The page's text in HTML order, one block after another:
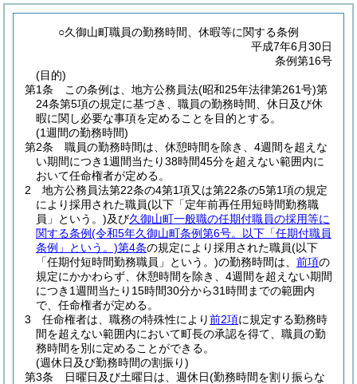
○久御山町職員の勤務時間、休暇等に関する条例
平成7年6月30日
条例第16号
(目的)
第1条
この条例は、地方公務員法(昭和25年法律第261号)第
24条第5項の規定に基づき、職員の勤務時間、休日及び休
暇に関し必要な事項を定めることを目的とする。
(1週間の勤務時間)
第2条
職員の勤務時間は、休憩時間を除き、4週間を超えな
い期間につき1週間当たり38時間45分を超えない範囲内に
おいて任命権者が定める。
2
地方公務員法第22条の4第1項又は第22条の5第1項の規定
により採用された職員(以下「定年前再任用短時間勤務職
員」という。)及び久御山町一般職の任期付職員の採用等に
関する条例(令和5年久御山町条例第6号。以下「任期付職員
条例」という。)第4条の規定により採用された職員(以下
「任期付短時間勤務職員」という。)の勤務時間は、 前項の
規定にかかわらず、休憩時間を除き、4週間を超えない期間
につき1週間当たり15時間30分から31時間までの範囲内
で、任命権者が定める。
3
任命権者は、職務の特殊性により前2項に規定する勤務時
間を超えない範囲内において町長の承認を得て、職員の勤
務時間を別に定めることができる。
(週休日及び勤務時間の割振り)
第3条
日曜日及び土曜日は、週休日(勤務時間を割り振らな